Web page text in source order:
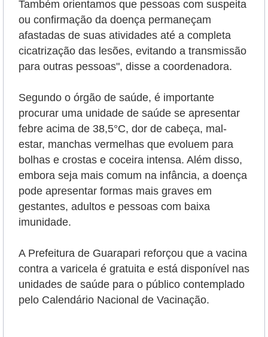
Também orientamos que pessoas com suspeita
ou confirmação da doença permaneçam
afastadas de suas atividades até a completa
cicatrização das lesões, evitando a transmissão
para outras pessoas", disse a coordenadora.
Segundo o órgão de saúde, é importante
procurar uma unidade de saúde se apresentar
febre acima de 38,5°C, dor de cabeça, mal-
estar, manchas vermelhas que evoluem para
bolhas e crostas e coceira intensa. Além disso,
embora seja mais comum na infância, a doença
pode apresentar formas mais graves em
gestantes, adultos e pessoas com baixa
imunidade.
A Prefeitura de Guarapari reforçou que a vacina
contra a varicela é gratuita e está disponível nas
unidades de saúde para o público contemplado
pelo Calendário Nacional de Vacinação.